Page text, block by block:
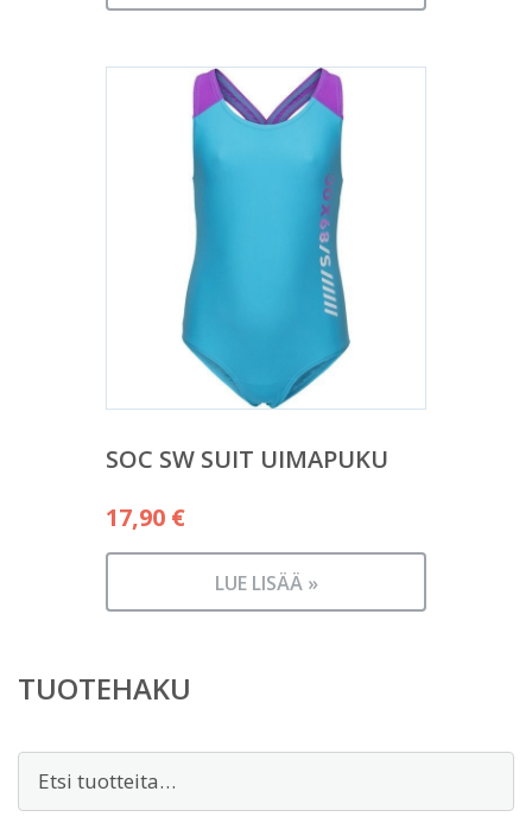
SOC SW SUIT UIMAPUKU
17,90 €
LUE LISÄÄ »
TUOTEHAKU
Etsi: